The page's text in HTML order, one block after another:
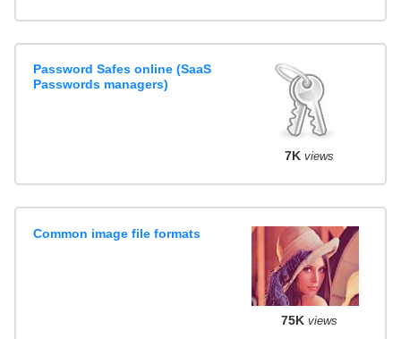
Password Safes online (SaaS
Passwords managers)
7K views
Common image file formats
75K views